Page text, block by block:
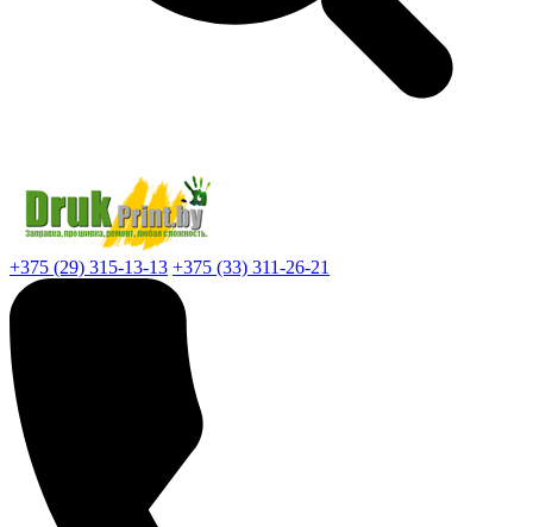
+375 (29) 315-13-13 +375 (33) 311-26-21